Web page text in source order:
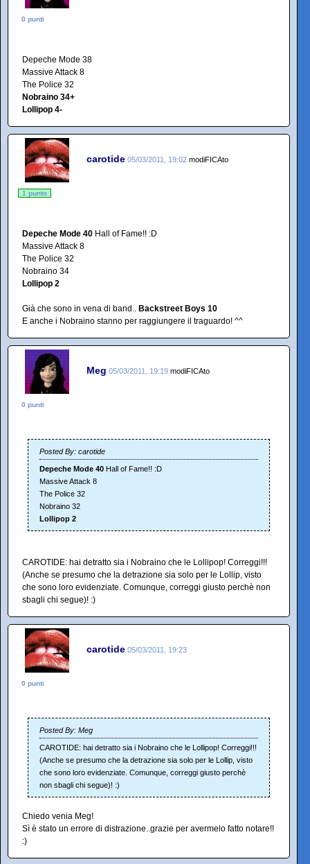
0 punti
Depeche Mode 38
Massive Attack 8
The Police 32
Nobraino 34+
Lollipop 4-
carotide 05/03/2011, 19:02 modiFICAto
1 punto
Depeche Mode 40 Hall of Fame!! :D
Massive Attack 8
The Police 32
Nobraino 34
Lollipop 2
Già che sono in vena di band.. Backstreet Boys 10
E anche i Nobraino stanno per raggiungere il traguardo! ^^
Meg 05/03/2011, 19:19 modiFICAto
0 punti
Posted By: carotide
Depeche Mode 40 Hall of Fame!! :D
Massive Attack 8
The Police 32
Nobraino 32
Lollipop 2
CAROTIDE: hai detratto sia i Nobraino che le Lollipop! Correggi!!!
(Anche se presumo che la detrazione sia solo per le Lollip, visto
che sono loro evidenziate. Comunque, correggi giusto perchè non
sbagli chi segue)! :)
carotide 05/03/2011, 19:23
0 punti
Posted By: Meg
CAROTIDE: hai detratto sia i Nobraino che le Lollipop! Correggi!!!
(Anche se presumo che la detrazione sia solo per le Lollip, visto
che sono loro evidenziate. Comunque, correggi giusto perchè
non sbagli chi segue)! :)
Chiedo venia Meg!
Sì è stato un errore di distrazione..grazie per avermelo fatto notare!!
:)